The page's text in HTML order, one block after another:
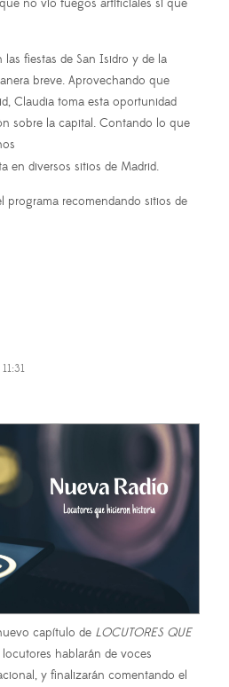
no vio fuegos artificiales si que
fiestas de San Isidro y de la
breve. Aprovechando que
Claudia toma esta oportunidad
sobre la capital. Contando lo que
en diversos sitios de Madrid.
programa recomendando sitios de
capítulo de LOCUTORES QUE
locutores hablarán de voces
y finalizarán comentando el